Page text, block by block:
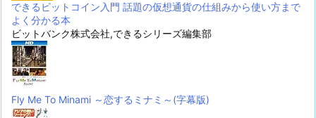
できるビットコイン入門 話題の仮想通貨の仕組みから使い方まで
よく分かる本
ビットバンク株式会社,できるシリーズ編集部
Fly Me To Minami ～恋するミナミ～(字幕版)